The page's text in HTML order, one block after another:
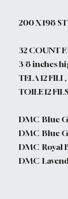
200X 198
32 COUNT
3/8 inches
TELA 12 FILI
TOILE 12
DMC Blue
DMC Blue
DMC Royal
DMC